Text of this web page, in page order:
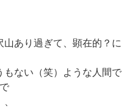
あり過ぎて、顕在的？に
もない（笑）ような人間で